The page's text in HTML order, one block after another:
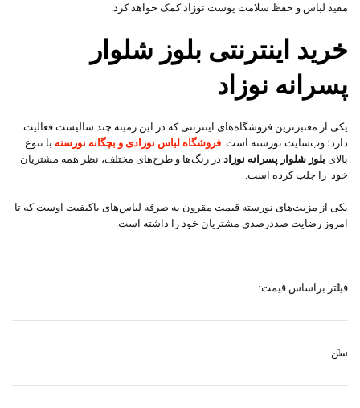
فیلتر براساس قیمت:
سن
مفید لباس و حفظ سلامت پوست نوزاد کمک خواهد کرد.
خرید اینترنتی بلوز شلوار
پسرانه نوزاد
یکی از معتبرترین فروشگاه‌های اینترنتی که در این زمینه چند سالیست فعالیت
دارد؛ وب‌سایت نورسته است. فروشگاه لباس نوزادی و بچگانه نورسته با تنوع
بالای بلوز شلوار پسرانه نوزاد در رنگ‌ها و طرح‌های مختلف، نظر همه مشتریان
خود را جلب کرده است.
یکی از مزیت‌های نورسته قیمت مقرون به صرفه لباس‌های باکیفیت اوست که تا
امروز رضایت صددرصدی مشتریان خود را داشته است.